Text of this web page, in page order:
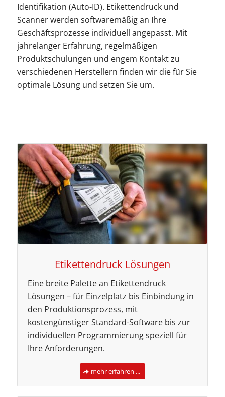
Identifikation (Auto-ID). Etikettendruck und
Scanner werden softwaremäßig an Ihre
Geschäftsprozesse individuell angepasst. Mit
jahrelanger Erfahrung, regelmäßigen
Produktschulungen und engem Kontakt zu
verschiedenen Herstellern finden wir die für Sie
optimale Lösung und setzen Sie um.
Etikettendruck Lösungen
Eine breite Palette an Etikettendruck
Lösungen – für Einzelplatz bis Einbindung in
den Produktionsprozess, mit
kostengünstiger Standard-Software bis zur
individuellen Programmierung speziell für
Ihre Anforderungen.
mehr erfahren ...